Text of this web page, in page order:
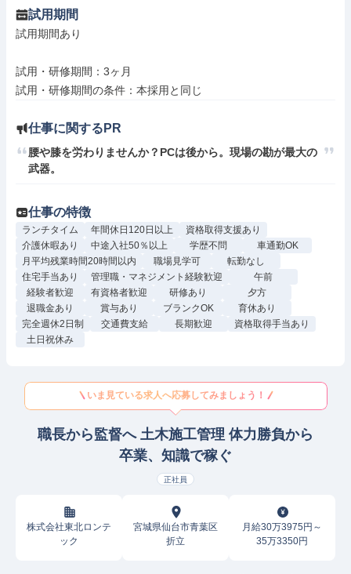
試用期間
試用期間あり
試用・研修期間：3ヶ月
仕事に関するPR
腰や膝を労わりませんか？PCは後から。現場の勘が最大の
武器。
仕事の特徴
ランチタイム 年間休日120日以上
資格取得支援あり
介護休暇あり
中途入社50％以上 学歴不問
車通勤OK
月平均残業時間20時間以内
職場見学可
転勤なし
住宅手当あり
管理職・マネジメント経験歓迎
午前
経験者歓迎
有資格者歓迎 研修あり
夕方
退職金あり
賞与あり ブランクOK
育休あり
完全週休2日制
交通費支給 長期歓迎
資格取得手当あり
土日祝休み
いま見ている求人へ応募してみましょう！
職長から監督へ 土木施工管理 体力勝負から
卒業、知識で稼ぐ
正社員
株式会社東北ロンテ
ック
宮城県仙台市青葉区
折立
月給30万3975円～
35万3350円